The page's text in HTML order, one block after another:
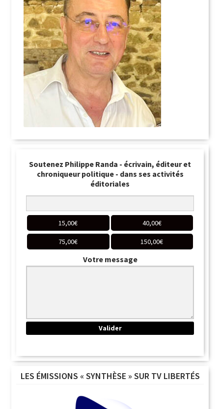
Soutenez Philippe Randa - écrivain, éditeur et
chroniqueur politique - dans ses activités
éditoriales
15,00€ 40,00€
75,00€ 150,00€
Votre message
LES ÉMISSIONS « SYNTHÈSE » SUR TV LIBERTÉS